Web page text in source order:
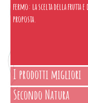
fermo: la scelta della frutta e
proposta.
I prodotti migliori
Secondo Natura